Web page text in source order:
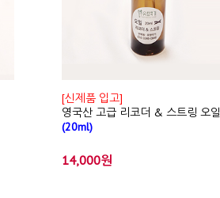
[신제품 입고]
영국산 고급 리코더 & 스트링 오일
(20ml)
14,000원